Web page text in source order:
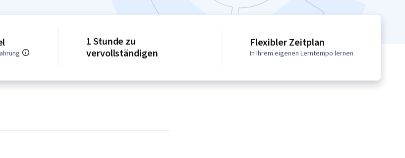
1 Stunde zu
vervollständigen
Flexibler Zeitplan
In Ihrem eigenen Lerntempo lernen